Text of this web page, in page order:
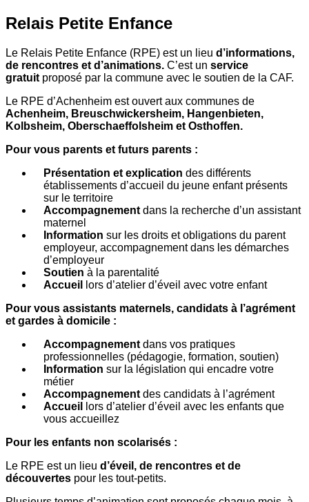
Relais Petite Enfance
Le Relais Petite Enfance (RPE) est un lieu d’informations,
de rencontres et d’animations. C’est un service
gratuit proposé par la commune avec le soutien de la CAF.
Le RPE d’Achenheim est ouvert aux communes de
Achenheim, Breuschwickersheim, Hangenbieten,
Kolbsheim, Oberschaeffolsheim et Osthoffen.
Pour vous parents et futurs parents :
Présentation et explication des différents
établissements d’accueil du jeune enfant présents
sur le territoire
Accompagnement dans la recherche d’un assistant
maternel
Information sur les droits et obligations du parent
employeur, accompagnement dans les démarches
d’employeur
Soutien à la parentalité
Accueil
lors d’atelier d’éveil avec votre enfant
Pour vous assistants maternels, candidats à l’agrément
et gardes à domicile :
Accompagnement dans vos pratiques
professionnelles (pédagogie, formation, soutien)
Information sur la législation qui encadre votre
métier
Accompagnement des candidats à l’agrément
Accueil
lors d’atelier d’éveil avec les enfants que
vous accueillez
Pour les enfants non scolarisés :
Le RPE est un lieu d’éveil, de rencontres et de
découvertes pour les tout-petits.